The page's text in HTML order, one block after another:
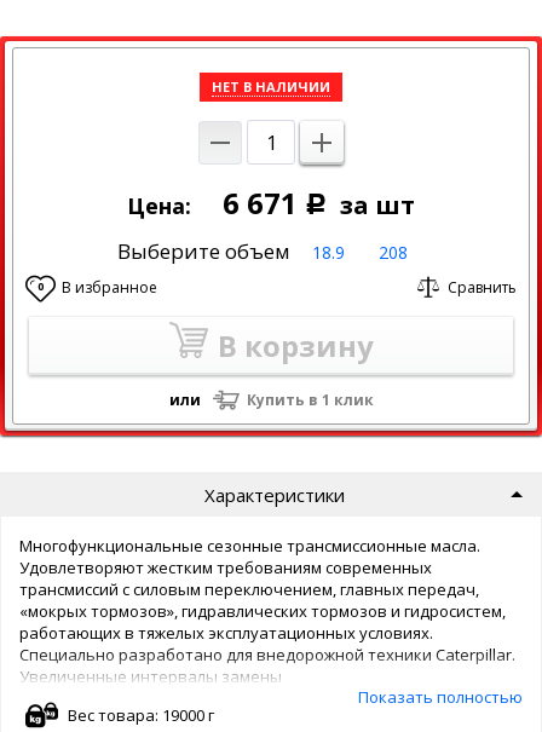
НЕТ В НАЛИЧИИ
Цена: 6 671 Р за шт
Выберите объем 18.9 208
0 В избранное Сравнить
В корзину
или Купить в 1 клик
Характеристики
Многофункциональные сезонные трансмиссионные масла.
Удовлетворяют жестким требованиям современных
трансмиссий с силовым переключением, главных передач,
«мокрых тормозов», гидравлических тормозов и гидросистем,
работающих в тяжелых эксплуатационных условиях.
Специально разработано для внедорожной техники Caterpillar.
Увеличенные интервалы замены
Сокращение времени простоя
Минимальная зависимость от погодных условий и условий
Показать полностью
Вес товара: 19000 г